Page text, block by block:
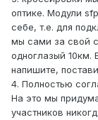
оптике. Модули
себе, т.е. для
мы сами за свой
одноглазый 10км.
напишите,
4. Полностью
На это мы
участников